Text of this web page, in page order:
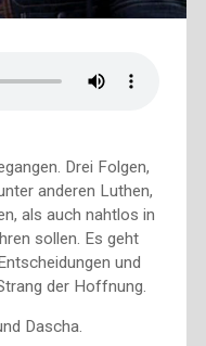
Drei Folgen,
anderen Luthen,
als auch nahtlos in
sollen. Es geht
und
der Hoffnung.
Dascha.